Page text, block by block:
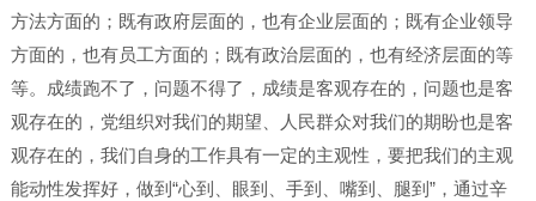
方法方面的；既有政府层面的，也有企业层面的；既有企业领导
方面的，也有员工方面的；既有政治层面的，也有经济层面的等
等。成绩跑不了，问题不得了，成绩是客观存在的，问题也是客
观存在的，党组织对我们的期望、人民群众对我们的期盼也是客
观存在的，我们自身的工作具有一定的主观性，要把我们的主观
能动性发挥好，做到“心到、眼到、手到、嘴到、腿到”，通过辛